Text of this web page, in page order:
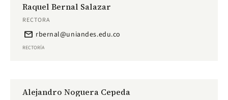
Raquel Bernal Salazar
RECTORA
email rbernal@uniandes.edu.co
RECTORÍA
Alejandro Noguera Cepeda